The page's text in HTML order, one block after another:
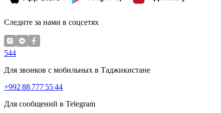
Следите за нами в соцсетях
544
Для звонков с мобильных в Таджикистане
+992 88 777 55 44
Для сообщений в Telegram